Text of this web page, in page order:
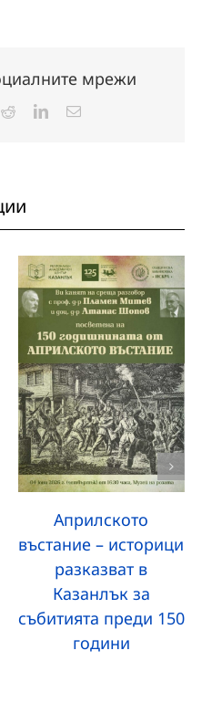
мрежи
RedditLinkedInЕлектронна
Априлското
въстание – историци
разказват в
Казанлък за
събитията преди 150
години